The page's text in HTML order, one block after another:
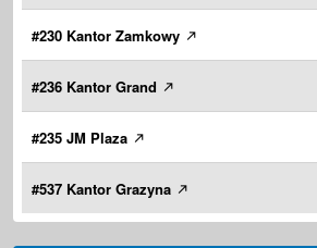
#230 Kantor Zamkowy
#236 Kantor Grand
#235 JM Plaza
#537 Kantor Grazyna